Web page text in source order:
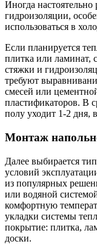
Иногда настоятельно
гидроизоляции,
использоваться в
Если планируется
плитка или ламинат,
стяжки и
требуют
смесей или
пластификаторов. В
полу уходит 1-2 дня,
Монтаж
Далее выбирается
условий
из популярных
или водяной
комфортную
укладки системы
покрытие: плитка,
доски.